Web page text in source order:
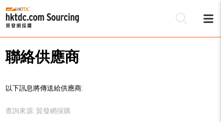
聯絡供應商
以下訊息將傳送給供應商:
查詢來源: 貿發網採購